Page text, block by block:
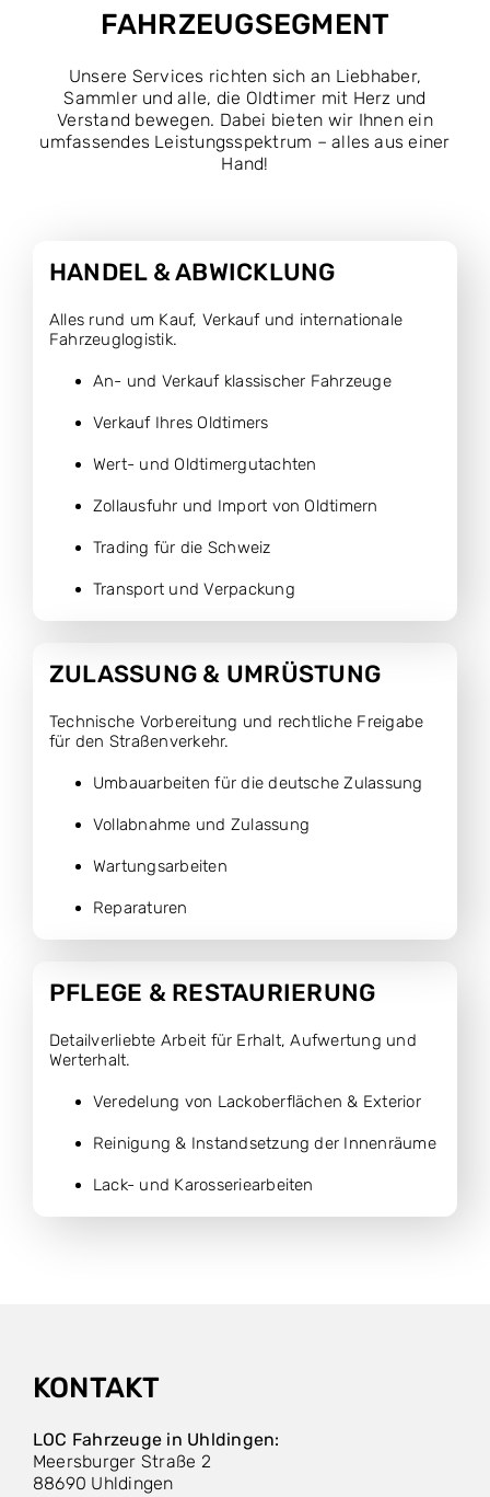
FAHRZEUGSEGMENT
Unsere Services richten sich an Liebhaber,
Sammler und alle, die Oldtimer mit Herz und
Verstand bewegen. Dabei bieten wir Ihnen ein
umfassendes Leistungsspektrum – alles aus einer
Hand!
HANDEL & ABWICKLUNG
Alles rund um Kauf, Verkauf und internationale
Fahrzeuglogistik.
An- und Verkauf klassischer Fahrzeuge
Verkauf Ihres Oldtimers
Wert- und Oldtimergutachten
Zollausfuhr und Import von Oldtimern
Trading für die Schweiz
Transport und Verpackung
ZULASSUNG & UMRÜSTUNG
Technische Vorbereitung und rechtliche Freigabe
für den Straßenverkehr.
Umbauarbeiten für die deutsche Zulassung
Vollabnahme und Zulassung
Wartungsarbeiten
Reparaturen
PFLEGE & RESTAURIERUNG
Detailverliebte Arbeit für Erhalt, Aufwertung und
Werterhalt.
Veredelung von Lackoberflächen & Exterior
Reinigung & Instandsetzung der Innenräume
Lack- und Karosseriearbeiten
KONTAKT
LOC Fahrzeuge in Uhldingen:
Meersburger Straße 2
88690 Uhldingen